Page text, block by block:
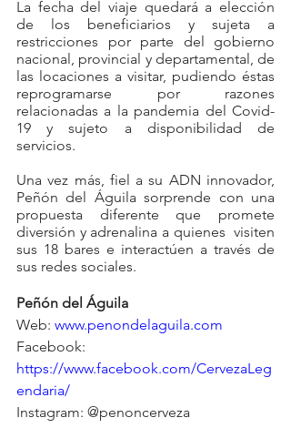
La fecha del viaje quedará a elección
de los beneficiarios y sujeta a
restricciones por parte del gobierno
nacional, provincial y departamental, de
las locaciones a visitar, pudiendo éstas
reprogramarse por razones
relacionadas a la pandemia del Covid-
19 y sujeto a disponibilidad de
servicios.
Una vez más, fiel a su ADN innovador,
Peñón del Águila sorprende con una
propuesta diferente que promete
diversión y adrenalina a quienes  visiten
sus 18 bares e interactúen a través de
sus redes sociales.
Peñón del Águila
Web: www.penondelaguila.com
https://www.facebook.com/CervezaLeg
endaria/
Instagram: @penoncerveza